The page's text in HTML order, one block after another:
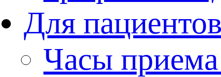
Для
Часы приема